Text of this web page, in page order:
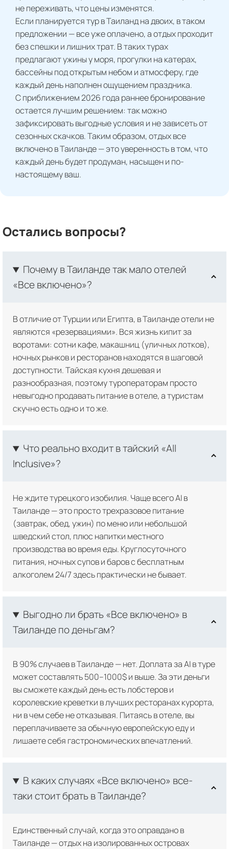
не переживать, что цены изменятся.
Если планируется тур в Таиланд на двоих, в таком
предложении — все уже оплачено, а отдых проходит
без спешки и лишних трат. В таких турах
предлагают ужины у моря, прогулки на катерах,
бассейны под открытым небом и атмосферу, где
каждый день наполнен ощущением праздника.
С приближением 2026 года раннее бронирование
остается лучшим решением: так можно
зафиксировать выгодные условия и не зависеть от
сезонных скачков. Таким образом, отдых все
включено в Таиланде — это уверенность в том, что
каждый день будет продуман, насыщен и по-
настоящему ваш.
Остались вопросы?
Почему в Таиланде так мало отелей
«Все включено»?
В отличие от Турции или Египта, в Таиланде отели не
являются «резервациями». Вся жизнь кипит за
воротами: сотни кафе, макашниц (уличных лотков),
ночных рынков и ресторанов находятся в шаговой
доступности. Тайская кухня дешевая и
разнообразная, поэтому туроператорам просто
невыгодно продавать питание в отеле, а туристам
скучно есть одно и то же.
Что реально входит в тайский «All
Inclusive»?
Не ждите турецкого изобилия. Чаще всего AI в
Таиланде — это просто трехразовое питание
(завтрак, обед, ужин) по меню или небольшой
шведский стол, плюс напитки местного
производства во время еды. Круглосуточного
питания, ночных супов и баров с бесплатным
алкоголем 24/7 здесь практически не бывает.
Выгодно ли брать «Все включено» в
Таиланде по деньгам?
В 90% случаев в Таиланде — нет. Доплата за AI в туре
может составлять 500–1000$ и выше. За эти деньги
вы сможете каждый день есть лобстеров и
королевские креветки в лучших ресторанах курорта,
ни в чем себе не отказывая. Питаясь в отеле, вы
переплачиваете за обычную европейскую еду и
лишаете себя гастрономических впечатлений.
В каких случаях «Все включено» все-
таки стоит брать в Таиланде?
Единственный случай, когда это оправдано в
Таиланде — отдых на изолированных островах